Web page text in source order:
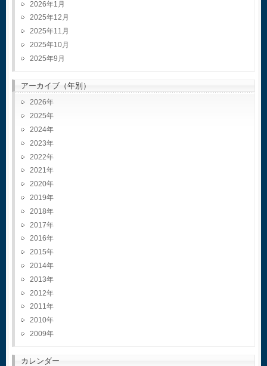
2026年1月
2025年12月
2025年11月
2025年10月
2025年9月
アーカイブ（年別）
2026
2025
2024
2023
2022
2021
2020
2019
2018
2017
2016
2015
2014
2013
2012
2011
2010
2009
カレンダー